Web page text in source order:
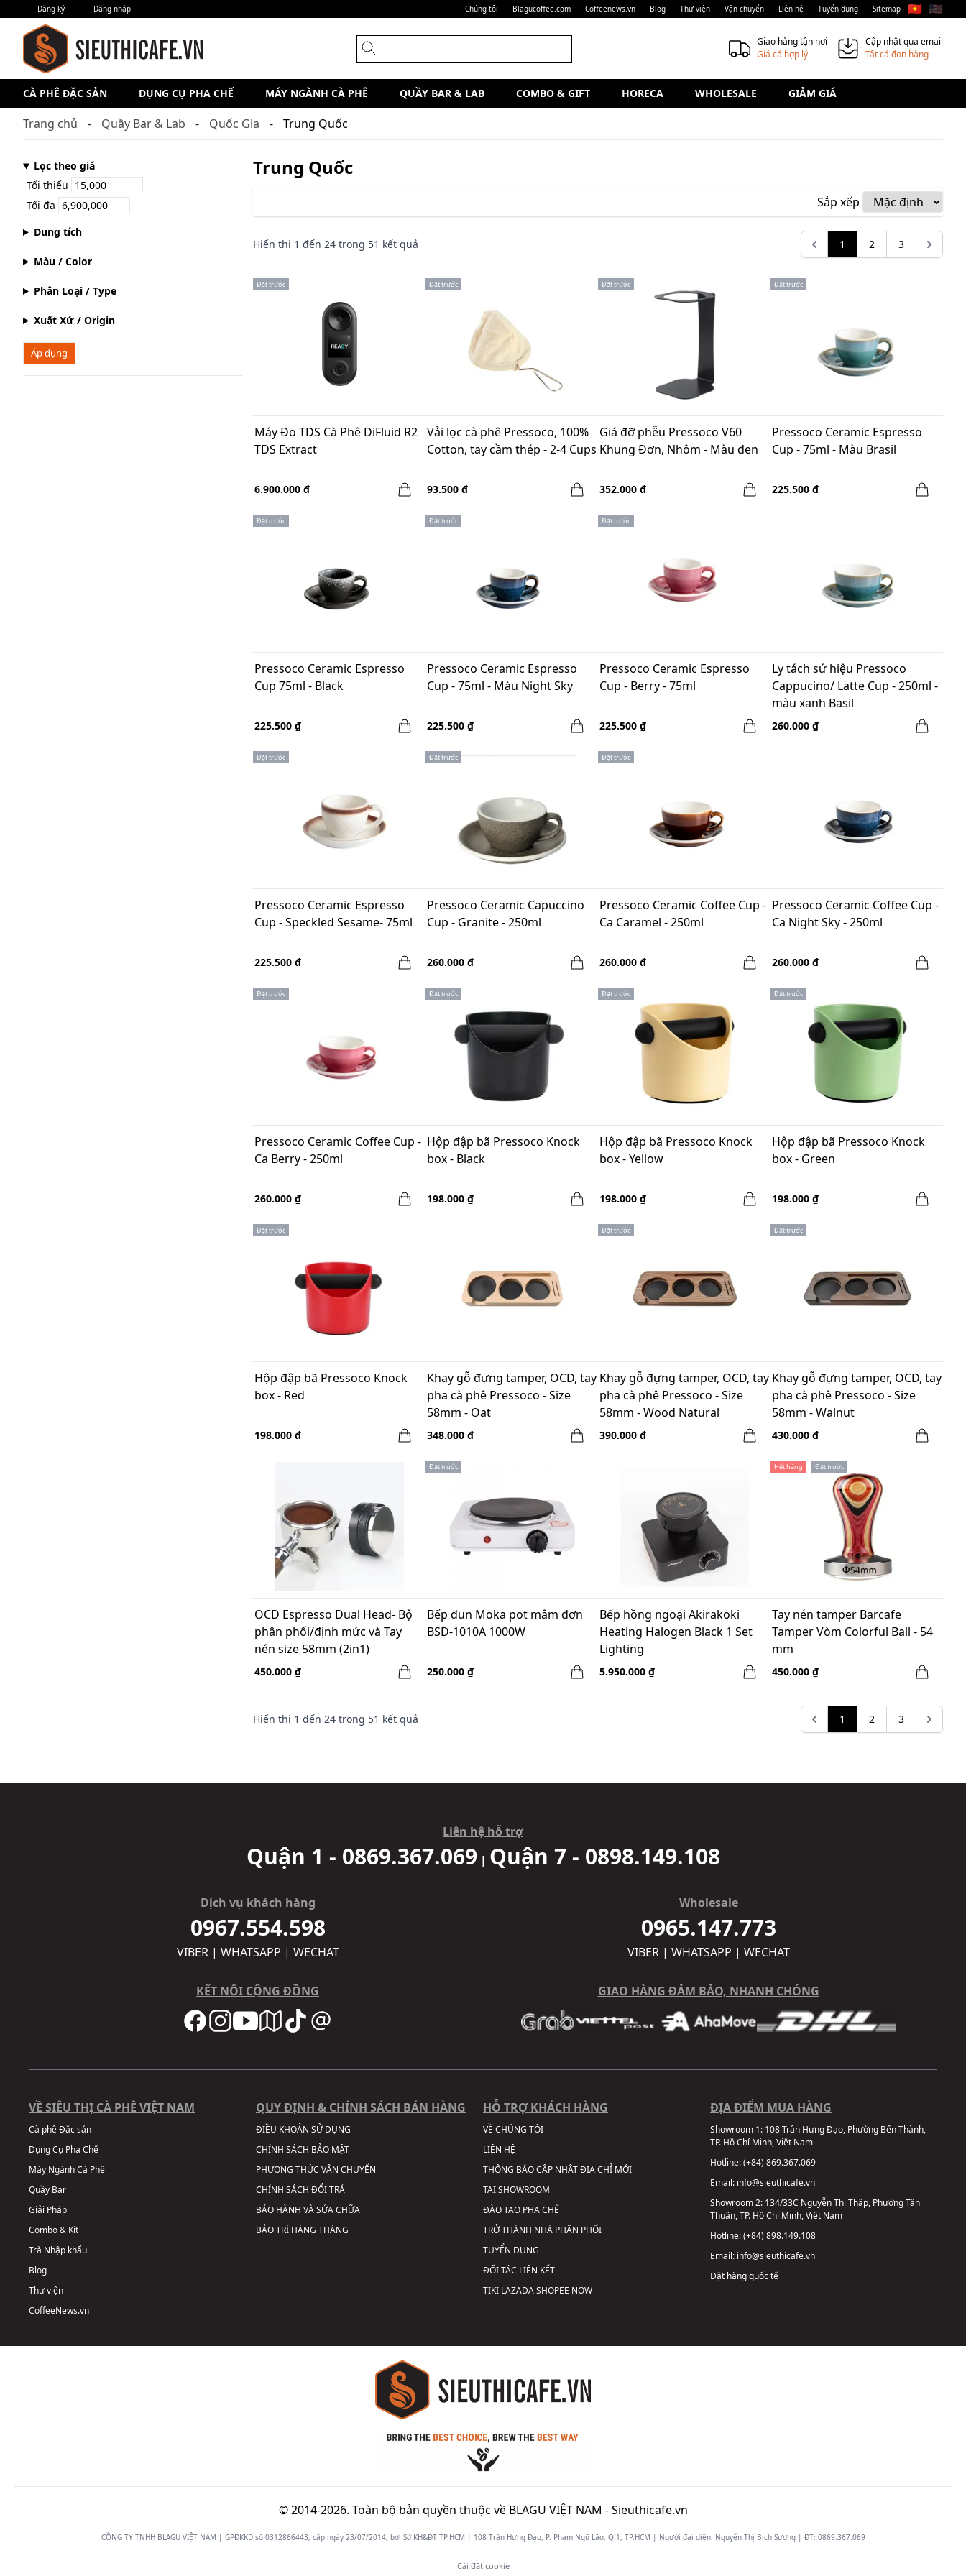
Đăng ký Đăng nhập Chúng tôi Blagucoffee.com Coffeenews.vn Blog Thư viện Vận chuyển Liên hệ Tuyển dụng Sitemap 🇻🇳 🇺🇸
Giao hàng tận nơi
Giá cả hợp lý
Cập nhật qua email
Tất cả đơn hàng
CÀ PHÊ ĐẶC SẢN DỤNG CỤ PHA CHẾ MÁY NGÀNH CÀ PHÊ QUẦY BAR & LAB COMBO & GIFT HORECA WHOLESALE GIẢM GIÁ
Trang chủ Quầy Bar & Lab Quốc Gia Trung Quốc
Lọc theo giá
Tối thiểu
Tối đa
Dung tích
Màu / Color
Phân Loại / Type
Xuất Xứ / Origin
Áp dụng
Trung Quốc
Sắp xếp
Hiển thị 1 đến 24 trong 51 kết quả 1 2 3
Đặt trước
Máy Đo TDS Cà Phê DiFluid R2
TDS Extract
6.900.000 ₫
Đặt trước
Vải lọc cà phê Pressoco, 100%
Cotton, tay cầm thép - 2-4 Cups
93.500 ₫
Đặt trước
Giá đỡ phễu Pressoco V60
Khung Đơn, Nhôm - Màu đen
352.000 ₫
Đặt trước
Pressoco Ceramic Espresso
Cup - 75ml - Màu Brasil
225.500 ₫
Đặt trước
Pressoco Ceramic Espresso
Cup 75ml - Black
225.500 ₫
Đặt trước
Pressoco Ceramic Espresso
Cup - 75ml - Màu Night Sky
225.500 ₫
Đặt trước
Pressoco Ceramic Espresso
Cup - Berry - 75ml
225.500 ₫
Ly tách sứ hiệu Pressoco
Cappucino/ Latte Cup - 250ml -
màu xanh Basil
260.000 ₫
Đặt trước
Pressoco Ceramic Espresso
Cup - Speckled Sesame- 75ml
225.500 ₫
Đặt trước
Pressoco Ceramic Capuccino
Cup - Granite - 250ml
260.000 ₫
Đặt trước
Pressoco Ceramic Coffee Cup -
Ca Caramel - 250ml
260.000 ₫
Pressoco Ceramic Coffee Cup -
Ca Night Sky - 250ml
260.000 ₫
Đặt trước
Pressoco Ceramic Coffee Cup -
Ca Berry - 250ml
260.000 ₫
Đặt trước
Hộp đập bã Pressoco Knock
box - Black
198.000 ₫
Đặt trước
Hộp đập bã Pressoco Knock
box - Yellow
198.000 ₫
Đặt trước
Hộp đập bã Pressoco Knock
box - Green
198.000 ₫
Đặt trước
Hộp đập bã Pressoco Knock
box - Red
198.000 ₫
Khay gỗ đựng tamper, OCD, tay
pha cà phê Pressoco - Size
58mm - Oat
348.000 ₫
Đặt trước
Khay gỗ đựng tamper, OCD, tay
pha cà phê Pressoco - Size
58mm - Wood Natural
390.000 ₫
Đặt trước
Khay gỗ đựng tamper, OCD, tay
pha cà phê Pressoco - Size
58mm - Walnut
430.000 ₫
OCD Espresso Dual Head- Bộ
phân phối/định mức và Tay
nén size 58mm (2in1)
450.000 ₫
Đặt trước
Bếp đun Moka pot mâm đơn
BSD-1010A 1000W
250.000 ₫
Bếp hồng ngoại Akirakoki
Heating Halogen Black 1 Set
Lighting
5.950.000 ₫
Hết hàng Đặt trước
Tay nén tamper Barcafe
Tamper Vòm Colorful Ball - 54
mm
450.000 ₫
Hiển thị 1 đến 24 trong 51 kết quả 1 2 3
Liên hệ hỗ trợ
Quận 1 - 0869.367.069 | Quận 7 - 0898.149.108
Dịch vụ khách hàng
0967.554.598
VIBER | WHATSAPP | WECHAT
Wholesale
0965.147.773
VIBER | WHATSAPP | WECHAT
KẾT NỐI CỘNG ĐỒNG GIAO HÀNG ĐẢM BẢO, NHANH CHÓNG
VỀ SIÊU THỊ CÀ PHÊ VIỆT NAM
Cà phê Đặc sản
Dụng Cụ Pha Chế
Máy Ngành Cà Phê
Quầy Bar
Giải Pháp
Combo & Kit
Trà Nhập khẩu
Blog
Thư viện
CoffeeNews.vn
QUY ĐỊNH & CHÍNH SÁCH BÁN HÀNG
ĐIỀU KHOẢN SỬ DỤNG
CHÍNH SÁCH BẢO MẬT
PHƯƠNG THỨC VẬN CHUYỂN
CHÍNH SÁCH ĐỔI TRẢ
BẢO HÀNH VÀ SỬA CHỮA
BẢO TRÌ HÀNG THÁNG
HỖ TRỢ KHÁCH HÀNG
VỀ CHÚNG TÔI
LIÊN HỆ
THÔNG BÁO CẬP NHẬT ĐỊA CHỈ MỚI
TẠI SHOWROOM
ĐÀO TẠO PHA CHẾ
TRỞ THÀNH NHÀ PHÂN PHỐI
TUYỂN DỤNG
ĐỐI TÁC LIÊN KẾT
TIKI LAZADASHOPEE NOW
ĐỊA ĐIỂM MUA HÀNG
Showroom 1: 108 Trần Hưng Đạo, Phường Bến Thành,
TP. Hồ Chí Minh, Việt Nam
Hotline:(+84) 869.367.069
Email: info@sieuthicafe.vn
Showroom 2: 134/33C Nguyễn Thị Thập, Phường Tân
Thuận, TP. Hồ Chí Minh, Việt Nam
Hotline:(+84) 898.149.108
Email: info@sieuthicafe.vn
Đặt hàng quốc tế
© 2014-2026. Toàn bộ bản quyền thuộc về BLAGU VIỆT NAM -Sieuthicafe.vn
CÔNG TY TNHH BLAGU VIỆT NAM | GPĐKKD số 0312866443, cấp ngày 23/07/2014, bởi Sở KH&ĐT TP.HCM | 108 Trần Hưng Đạo, P. Phạm Ngũ Lão, Q.1, TP.HCM | Người đại diện: Nguyễn Thị Bích Sương | ĐT: 0869.367.069
Cài đặt cookie